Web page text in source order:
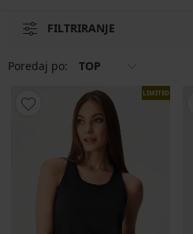
funkcionalnih materijala. Žene s
stabilnije, šire naramenice.
FILTRIRANJE
Poredaj po: TOP
LIMITED